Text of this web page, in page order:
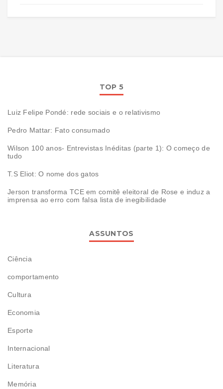
TOP 5
Luiz Felipe Pondé: rede sociais e o relativismo
Pedro Mattar: Fato consumado
Wilson 100 anos- Entrevistas Inéditas (parte 1): O começo de
tudo
T.S Eliot: O nome dos gatos
Jerson transforma TCE em comitê eleitoral de Rose e induz a
imprensa ao erro com falsa lista de inegibilidade
ASSUNTOS
Ciência
comportamento
Cultura
Economia
Esporte
Internacional
Literatura
Memória